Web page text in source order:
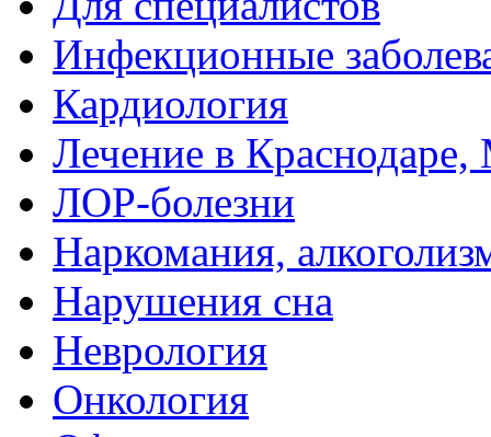
Инфекционные
Кардиология
Лечение в
ЛОР-болезни
Наркомания,
Нарушения сна
Неврология
Онкология